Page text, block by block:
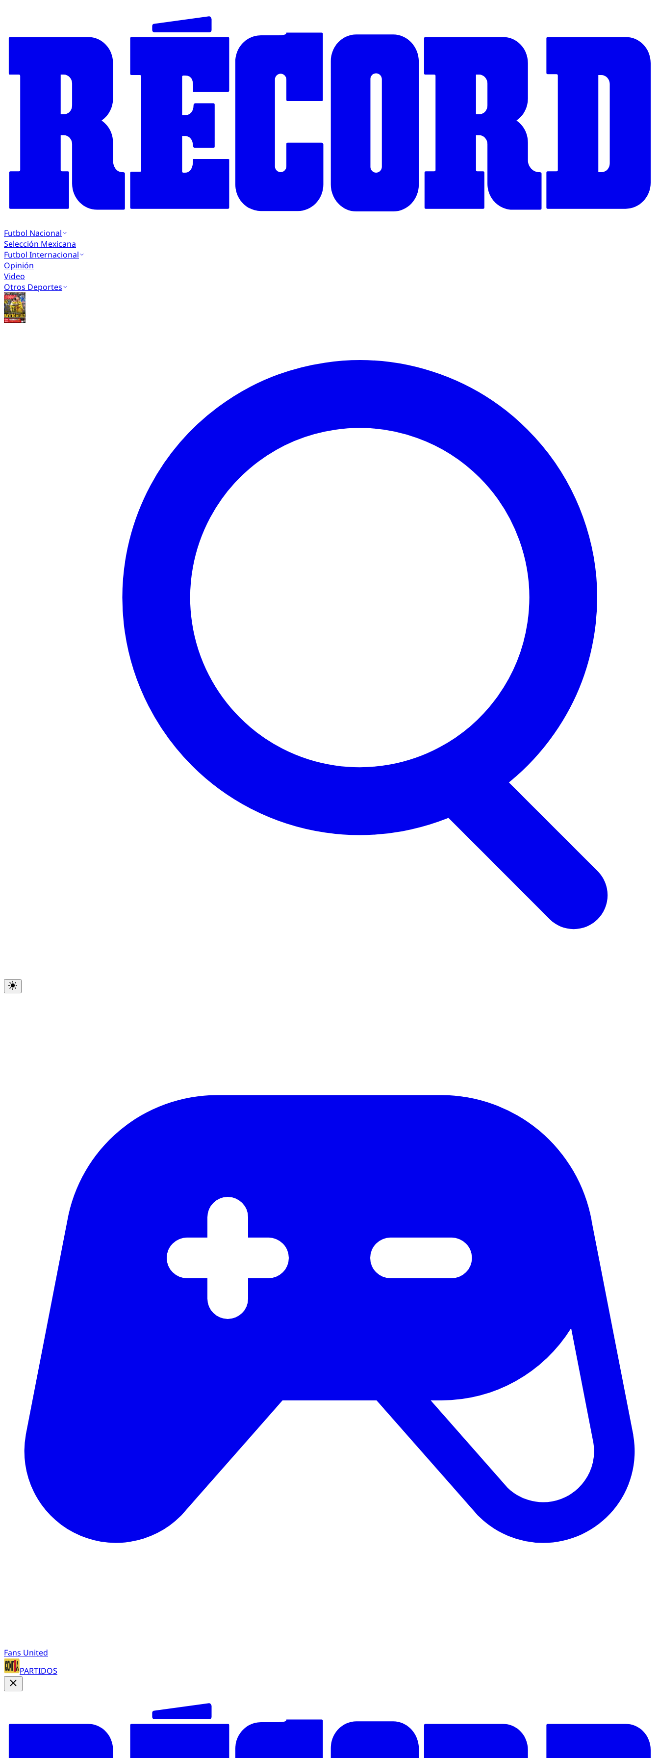
Futbol Nacional
Selección Mexicana
Futbol Internacional
Opinión
Video
Otros Deportes
Fans United
PARTIDOS